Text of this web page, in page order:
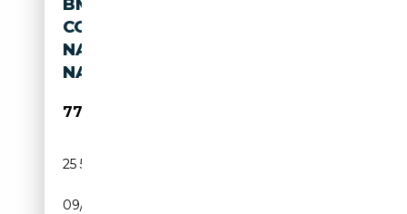
BMW M850 I XDRIVE GRAN
COUPÉ
NAVI/LASER/360°/SHZ/PANO
NAVI/
77 370€
25 557 km
09/2025